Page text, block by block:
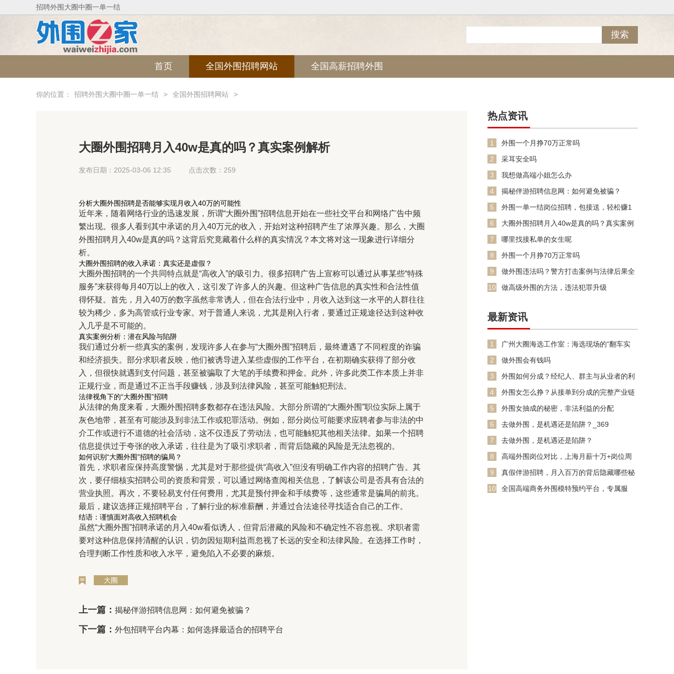
招聘外围大圈中圈一单一结
首页 全国外围招聘网站 全国高薪招聘外围
你的位置： 招聘外围大圈中圈一单一结 > 全国外围招聘网站 >
大圈外围招聘月入40w是真的吗？真实案例解析
发布日期：2025-03-06 12:35 点击次数：259
分析大圈外围招聘是否能够实现月收入40万的可能性
近年来，随着网络行业的迅速发展，所谓“大圈外围”招聘信息开始在一些社交平台和网络广告中频
繁出现。很多人看到其中承诺的月入40万元的收入，开始对这种招聘产生了浓厚兴趣。那么，大圈
外围招聘月入40w是真的吗？这背后究竟藏着什么样的真实情况？本文将对这一现象进行详细分
析。
大圈外围招聘的收入承诺：真实还是虚假？
大圈外围招聘的一个共同特点就是“高收入”的吸引力。很多招聘广告上宣称可以通过从事某些“特殊
服务”来获得每月40万以上的收入，这引发了许多人的兴趣。但这种广告信息的真实性和合法性值
得怀疑。首先，月入40万的数字虽然非常诱人，但在合法行业中，月收入达到这一水平的人群往往
较为稀少，多为高管或行业专家。对于普通人来说，尤其是刚入行者，要通过正规途径达到这种收
入几乎是不可能的。
真实案例分析：潜在风险与陷阱
我们通过分析一些真实的案例，发现许多人在参与“大圈外围”招聘后，最终遭遇了不同程度的诈骗
和经济损失。部分求职者反映，他们被诱导进入某些虚假的工作平台，在初期确实获得了部分收
入，但很快就遇到支付问题，甚至被骗取了大笔的手续费和押金。此外，许多此类工作本质上并非
正规行业，而是通过不正当手段赚钱，涉及到法律风险，甚至可能触犯刑法。
法律视角下的“大圈外围”招聘
从法律的角度来看，大圈外围招聘多数都存在违法风险。大部分所谓的“大圈外围”职位实际上属于
灰色地带，甚至有可能涉及到非法工作或犯罪活动。例如，部分岗位可能要求应聘者参与非法的中
介工作或进行不道德的社会活动，这不仅违反了劳动法，也可能触犯其他相关法律。如果一个招聘
信息提供过于夸张的收入承诺，往往是为了吸引求职者，而背后隐藏的风险是无法忽视的。
如何识别“大圈外围”招聘的骗局？
首先，求职者应保持高度警惕，尤其是对于那些提供“高收入”但没有明确工作内容的招聘广告。其
次，要仔细核实招聘公司的资质和背景，可以通过网络查阅相关信息，了解该公司是否具有合法的
营业执照。再次，不要轻易支付任何费用，尤其是预付押金和手续费等，这些通常是骗局的前兆。
最后，建议选择正规招聘平台，了解行业的标准薪酬，并通过合法途径寻找适合自己的工作。
结语：谨慎面对高收入招聘机会
虽然“大圈外围”招聘承诺的月入40w看似诱人，但背后潜藏的风险和不确定性不容忽视。求职者需
要对这种信息保持清醒的认识，切勿因短期利益而忽视了长远的安全和法律风险。在选择工作时，
合理判断工作性质和收入水平，避免陷入不必要的麻烦。
大圈
上一篇： 揭秘伴游招聘信息网：如何避免被骗？
下一篇： 外包招聘平台内幕：如何选择最适合的招聘平台
热点资讯
1
外围一个月挣70万正常吗
2
采耳安全吗
3
我想做高端小姐怎么办
4
揭秘伴游招聘信息网：如何避免被骗？
5
外围一单一结岗位招聘，包接送，轻松赚1
6
大圈外围招聘月入40w是真的吗？真实案例
7
哪里找接私单的女生呢
8
外围一个月挣70万正常吗
9
做外围违法吗？警方打击案例与法律后果全
10
做高级外围的方法，违法犯罪升级
最新资讯
1
‌广州大圈海选工作室‌：海选现场的“翻车实
2
做外围会有钱吗
3
外围如何分成？经纪人、群主与从业者的利
4
外围女怎么挣？从接单到分成的完整产业链
5
外围女抽成的秘密，非法利益的分配
6
去做外围，是机遇还是陷阱？_369
7
去做外围，是机遇还是陷阱？
8
高端外围岗位对比，上海月薪十万+岗位周
9
真假伴游招聘，月入百万的背后隐藏哪些秘
10
全国高端商务外围模特预约平台，专属服